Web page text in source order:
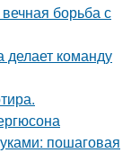
борьба с
команду
пошаговая